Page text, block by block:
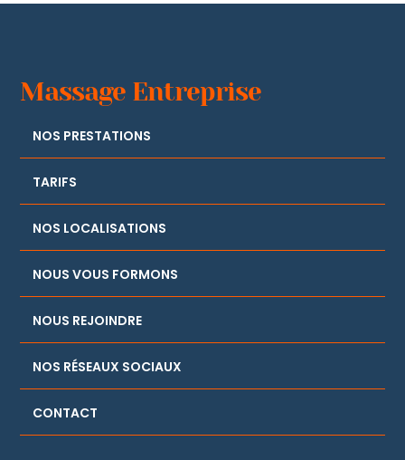
Massage Entreprise
NOS PRESTATIONS
TARIFS
NOS LOCALISATIONS
NOUS VOUS FORMONS
NOUS REJOINDRE
NOS RÉSEAUX SOCIAUX
CONTACT